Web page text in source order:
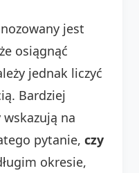
jest
osiągnąć
jednak liczyć
Bardziej
na
pytanie, czy
okresie,